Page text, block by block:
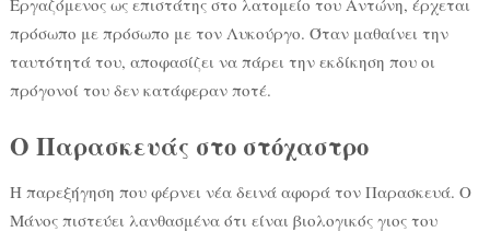
πρόσωπο με πρόσωπο με τον Λυκούργο. Όταν μαθαίνει την
ταυτότητά του, αποφασίζει να πάρει την εκδίκηση που οι
πρόγονοί του δεν κατάφεραν ποτέ.
Ο Παρασκευάς στο στόχαστρο
Η παρεξήγηση που φέρνει νέα δεινά αφορά τον Παρασκευά. Ο
Μάνος πιστεύει λανθασμένα ότι είναι βιολογικός γιος του